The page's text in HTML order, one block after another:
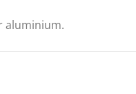
aluminium.